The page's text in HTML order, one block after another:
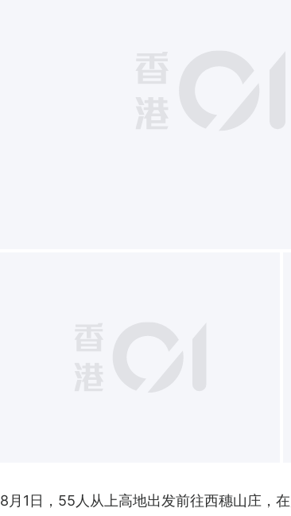
8月1日，55人从上高地出发前往西穗山庄，